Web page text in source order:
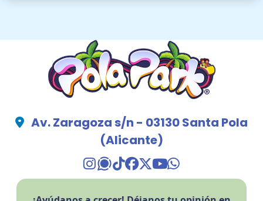
Av. Zaragoza s/n - 03130 Santa Pola
(Alicante)
TikTok Pola Park
Facebook Pola Park
Twitter/X Pola
YouTube Pola
WhatsApp